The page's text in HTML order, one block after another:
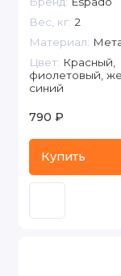
Вес, кг: 2
Материал:
Цвет: Красный,
фиолетовый,
синий
790 ₽
Купить